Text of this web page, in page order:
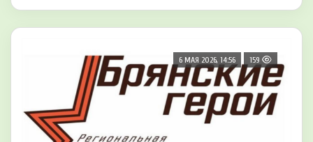
6 МАЯ 2026, 14:56 159